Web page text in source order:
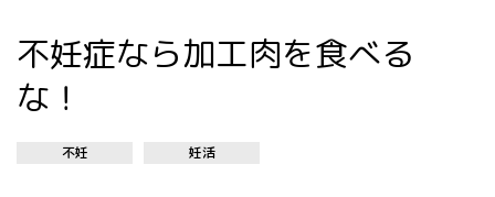
不妊症なら加工肉を食べる
な！
不妊 妊活